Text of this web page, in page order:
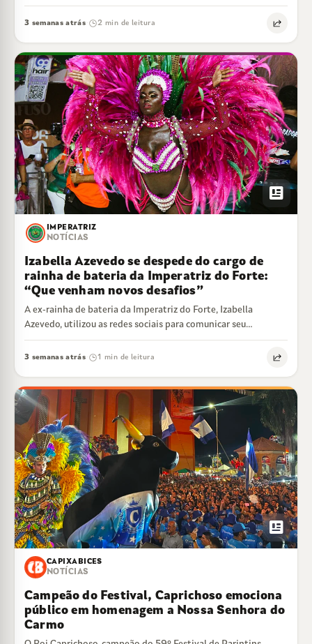
mudanças no calendário.…
3 semanas atrás· 2 min de leitura
newsmode
IMPERATRIZ
NOTÍCIAS
Izabella Azevedo se despede do cargo de
rainha de bateria da Imperatriz do Forte:
“Que venham novos desafios”
A ex-rainha de bateria da Imperatriz do Forte, Izabella
Azevedo, utilizou as redes sociais para comunicar seu
desligamento do cargo que ocupava…
3 semanas atrás· 1 min de leitura
newsmode
CAPIXABICES
NOTÍCIAS
Campeão do Festival, Caprichoso emociona
público em homenagem a Nossa Senhora do
Carmo